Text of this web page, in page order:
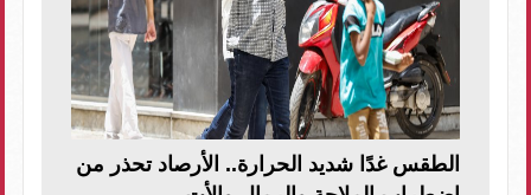
الطقس غدًا شديد الحرارة.. الأرصاد تحذر من